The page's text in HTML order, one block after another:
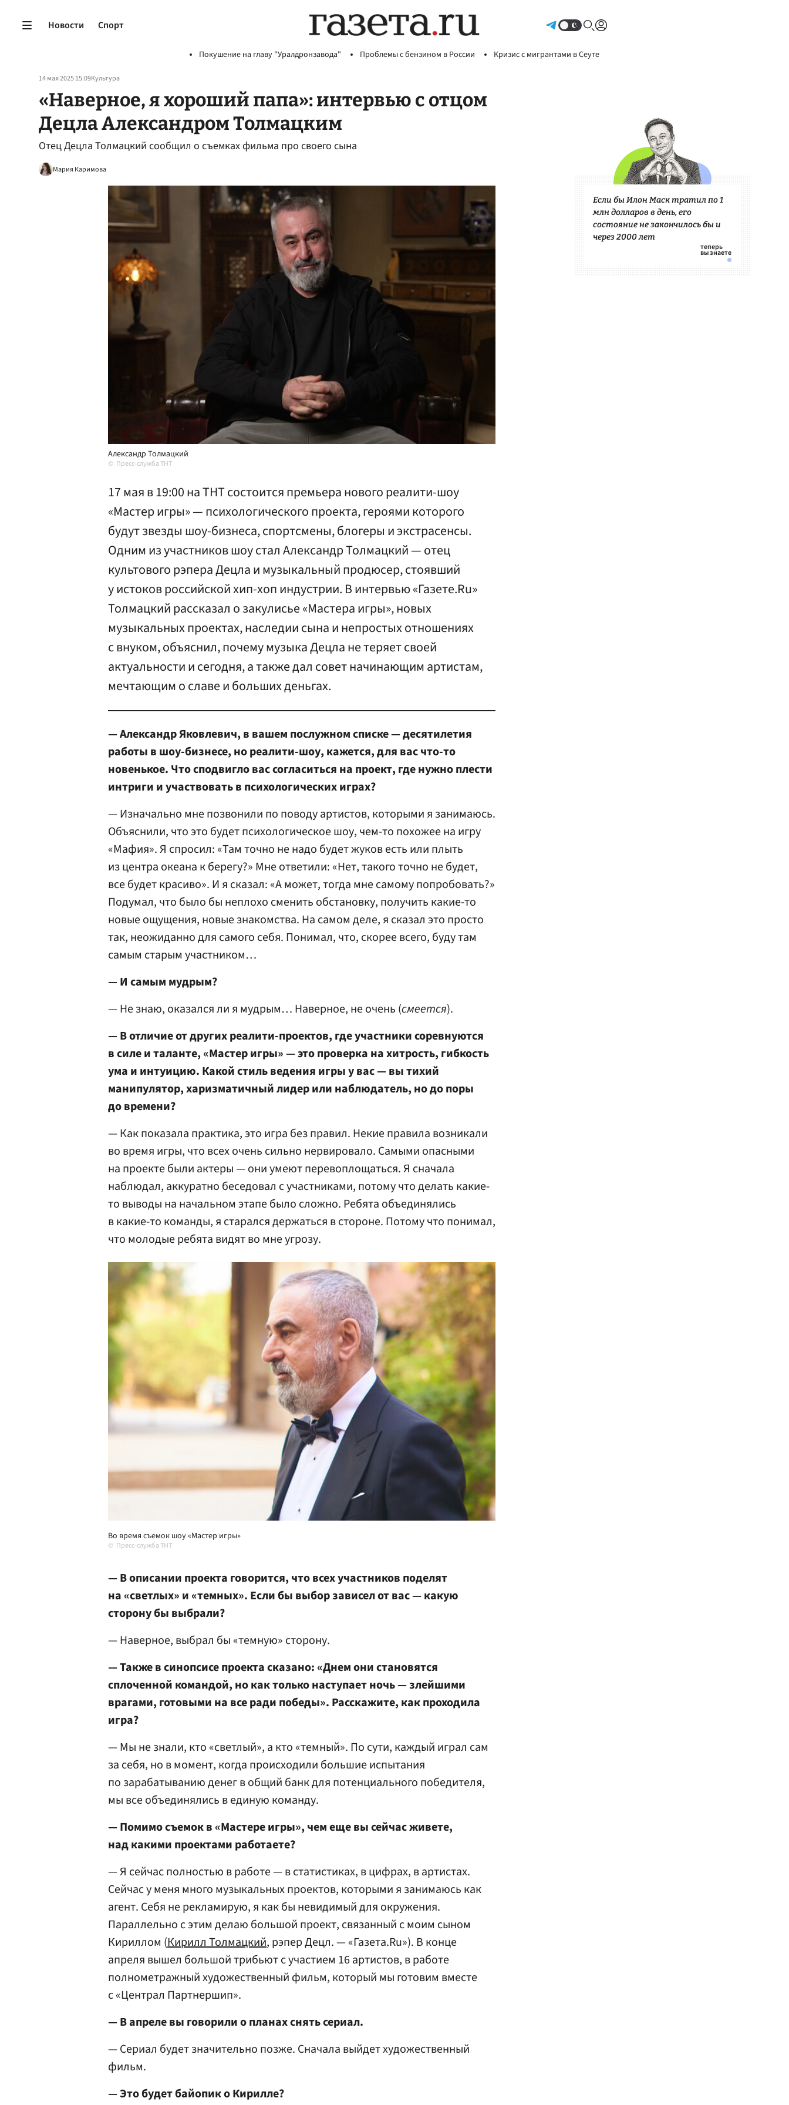
Новости Спорт
Покушение на главу "Уралдронзавода" Проблемы с бензином в России Кризис с мигрантами в Сеуте
14 мая 2025 15:09Культура
«Наверное, я хороший папа»: интервью с отцом
Децла Александром Толмацким
Отец Децла Толмацкий сообщил о съемках фильма про своего сына
Мария Каримова
Александр Толмацкий
Пресс-служба ТНТ
17 мая в 19:00 на ТНТ состоится премьера нового реалити-шоу
«Мастер игры» — психологического проекта, героями которого
будут звезды шоу-бизнеса, спортсмены, блогеры и экстрасенсы.
Одним из участников шоу стал Александр Толмацкий — отец
культового рэпера Децла и музыкальный продюсер, стоявший
у истоков российской хип-хоп индустрии. В интервью «Газете.Ru»
Толмацкий рассказал о закулисье «Мастера игры», новых
музыкальных проектах, наследии сына и непростых отношениях
с внуком, объяснил, почему музыка Децла не теряет своей
актуальности и сегодня, а также дал совет начинающим артистам,
мечтающим о славе и больших деньгах.
— Александр Яковлевич, в вашем послужном списке — десятилетия
работы в шоу-бизнесе, но реалити-шоу, кажется, для вас что-то
новенькое. Что сподвигло вас согласиться на проект, где нужно плести
интриги и участвовать в психологических играх?
— Изначально мне позвонили по поводу артистов, которыми я занимаюсь.
Объяснили, что это будет психологическое шоу, чем-то похожее на игру
«Мафия». Я спросил: «Там точно не надо будет жуков есть или плыть
из центра океана к берегу?» Мне ответили: «Нет, такого точно не будет,
все будет красиво». И я сказал: «А может, тогда мне самому попробовать?»
Подумал, что было бы неплохо сменить обстановку, получить какие-то
новые ощущения, новые знакомства. На самом деле, я сказал это просто
так, неожиданно для самого себя. Понимал, что, скорее всего, буду там
самым старым участником…
— И самым мудрым?
— Не знаю, оказался ли я мудрым… Наверное, не очень (смеется).
— В отличие от других реалити-проектов, где участники соревнуются
в силе и таланте, «Мастер игры» — это проверка на хитрость, гибкость
ума и интуицию. Какой стиль ведения игры у вас — вы тихий
манипулятор, харизматичный лидер или наблюдатель, но до поры
до времени?
— Как показала практика, это игра без правил. Некие правила возникали
во время игры, что всех очень сильно нервировало. Самыми опасными
на проекте были актеры — они умеют перевоплощаться. Я сначала
наблюдал, аккуратно беседовал с участниками, потому что делать какие-
то выводы на начальном этапе было сложно. Ребята объединялись
в какие-то команды, я старался держаться в стороне. Потому что понимал,
что молодые ребята видят во мне угрозу.
Во время съемок шоу «Мастер игры»
Пресс-служба ТНТ
— В описании проекта говорится, что всех участников поделят
на «светлых» и «темных». Если бы выбор зависел от вас — какую
сторону бы выбрали?
— Наверное, выбрал бы «темную» сторону.
— Также в синопсисе проекта сказано: «Днем они становятся
сплоченной командой, но как только наступает ночь — злейшими
врагами, готовыми на все ради победы». Расскажите, как проходила
игра?
— Мы не знали, кто «светлый», а кто «темный». По сути, каждый играл сам
за себя, но в момент, когда происходили большие испытания
по зарабатыванию денег в общий банк для потенциального победителя,
мы все объединялись в единую команду.
— Помимо съемок в «Мастере игры», чем еще вы сейчас живете,
над какими проектами работаете?
— Я сейчас полностью в работе — в статистиках, в цифрах, в артистах.
Сейчас у меня много музыкальных проектов, которыми я занимаюсь как
агент. Себя не рекламирую, я как бы невидимый для окружения.
Параллельно с этим делаю большой проект, связанный с моим сыном
Кириллом (Кирилл Толмацкий, рэпер Децл. — «Газета.Ru»). В конце
апреля вышел большой трибьют с участием 16 артистов, в работе
полнометражный художественный фильм, который мы готовим вместе
с «Централ Партнершип».
— В апреле вы говорили о планах снять сериал.
— Сериал будет значительно позже. Сначала выйдет художественный
фильм.
— Это будет байопик о Кирилле?
Если бы Илон Маск тратил по 1
млн долларов в день, его
состояние не закончилось бы и
через 2000 лет